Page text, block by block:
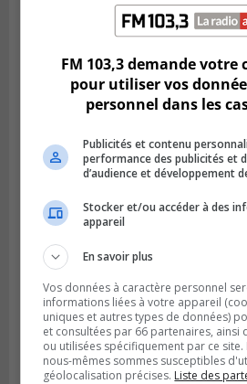
VIEUX-LONGUEUIL
Le Livre bleu rassemble
Longueuil
FM 103,3 demande
pour utiliser vos
personnel dans les
Publicités et contenu
performance des publicités et
d’audience et développement
Stocker et/ou accéder à des
appareil
En savoir plus
Vos données à caractère personnel
informations liées à votre appareil
uniques et autres types de données)
et consultées par 66 partenaires, ainsi
ou utilisées spécifiquement par ce
nous-mêmes sommes susceptibles
géolocalisation précises. Liste des